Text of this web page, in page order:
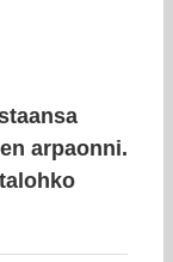
arpaonni.